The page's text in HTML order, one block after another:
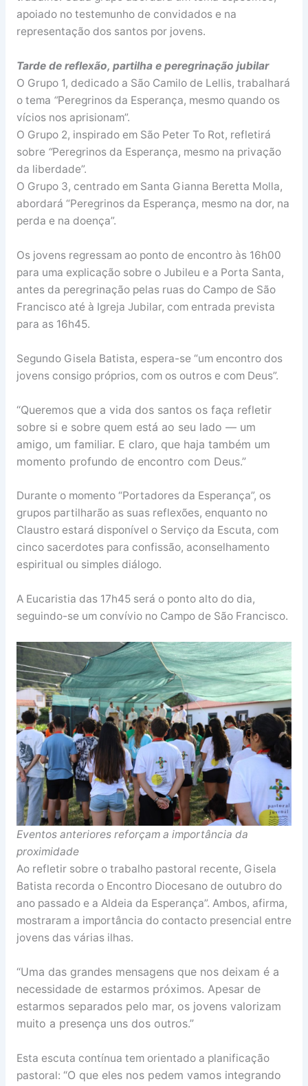
apoiado no testemunho de convidados e na
representação dos santos por jovens.
Tarde de reflexão, partilha e peregrinação jubilar
O Grupo 1, dedicado a São Camilo de Lellis, trabalhará
o tema “Peregrinos da Esperança, mesmo quando os
vícios nos aprisionam”.
O Grupo 2, inspirado em São Peter To Rot, refletirá
sobre “Peregrinos da Esperança, mesmo na privação
da liberdade”.
O Grupo 3, centrado em Santa Gianna Beretta Molla,
abordará “Peregrinos da Esperança, mesmo na dor, na
perda e na doença”.
Os jovens regressam ao ponto de encontro às 16h00
para uma explicação sobre o Jubileu e a Porta Santa,
antes da peregrinação pelas ruas do Campo de São
Francisco até à Igreja Jubilar, com entrada prevista
para as 16h45.
Segundo Gisela Batista, espera-se “um encontro dos
jovens consigo próprios, com os outros e com Deus”.
“Queremos que a vida dos santos os faça refletir
sobre si e sobre quem está ao seu lado — um
amigo, um familiar. E claro, que haja também um
momento profundo de encontro com Deus.”
Durante o momento “Portadores da Esperança”, os
grupos partilharão as suas reflexões, enquanto no
Claustro estará disponível o Serviço da Escuta, com
cinco sacerdotes para confissão, aconselhamento
espiritual ou simples diálogo.
A Eucaristia das 17h45 será o ponto alto do dia,
seguindo-se um convívio no Campo de São Francisco.
Eventos anteriores reforçam a importância da
proximidade
Ao refletir sobre o trabalho pastoral recente, Gisela
Batista recorda o Encontro Diocesano de outubro do
ano passado e a Aldeia da Esperança”. Ambos, afirma,
mostraram a importância do contacto presencial entre
jovens das várias ilhas.
“Uma das grandes mensagens que nos deixam é a
necessidade de estarmos próximos. Apesar de
estarmos separados pelo mar, os jovens valorizam
muito a presença uns dos outros.”
Esta escuta contínua tem orientado a planificação
pastoral: “O que eles nos pedem vamos integrando